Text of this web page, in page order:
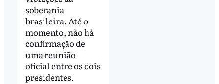
soberania
brasileira. Até o
momento, não há
confirmação de
uma reunião
oficial entre os dois
presidentes.